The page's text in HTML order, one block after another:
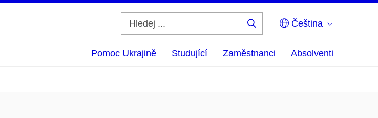
Čeština
Pomoc Ukrajině Studující Zaměstnanci Absolventi